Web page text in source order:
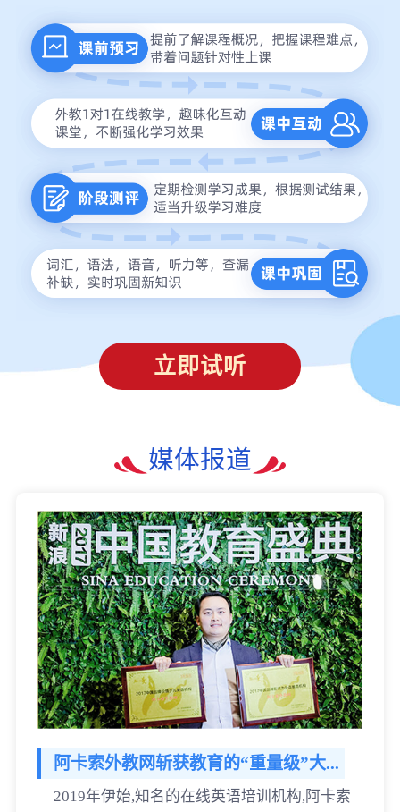
立即试听
媒体报道
阿卡索外教网斩获教育的“重量级”大...
2019年伊始,知名的在线英语培训机构,阿卡索